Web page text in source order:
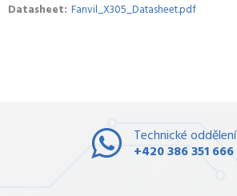
Datasheet Fanvil_X305_Datasheet.pdf
Technické oddělení
+420 386 351 666